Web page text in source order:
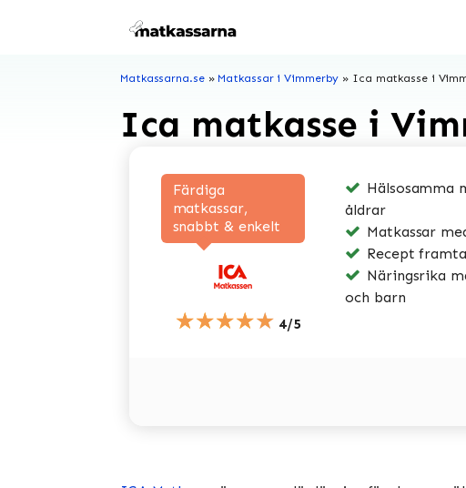
Matkassarna.se» Matkassar i Vimmerby » Ica matkasse i
Ica matkasse i
Färdiga
matkassar,
snabbt & enkelt
★★★★★ 4/5
Hälsosamma
åldrar
Matkassar
Recept
Näringsrika
och barn